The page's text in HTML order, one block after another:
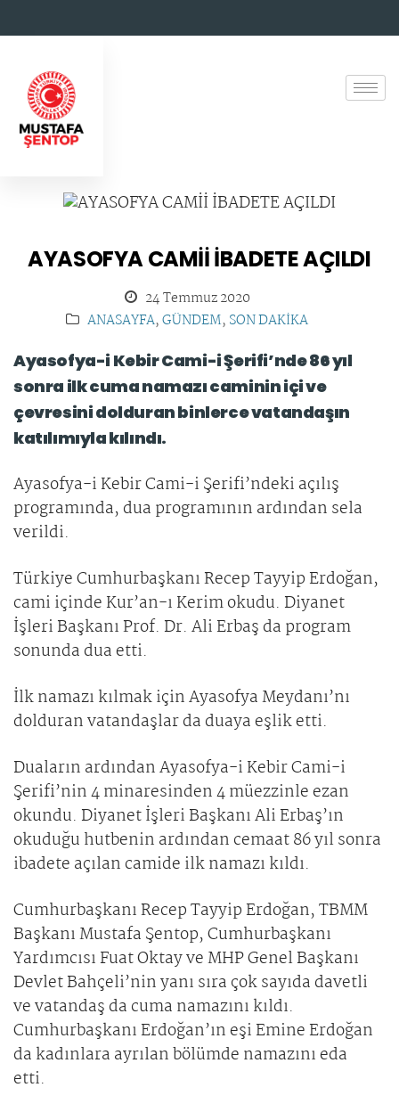
AYASOFYA CAMİİ İBADETE AÇILDI
24 Temmuz 2020
ANASAYFA,GÜNDEM, SON DAKİKA
Ayasofya-i Kebir Cami-i Şerifi’nde 86 yıl
sonra ilk cuma namazı caminin içi ve
çevresini dolduran binlerce vatandaşın
katılımıyla kılındı.
Ayasofya-i Kebir Cami-i Şerifi’ndeki açılış
programında, dua programının ardından sela
verildi.
Türkiye Cumhurbaşkanı Recep Tayyip Erdoğan,
cami içinde Kur’an-ı Kerim okudu. Diyanet
İşleri Başkanı Prof. Dr. Ali Erbaş da program
sonunda dua etti.
İlk namazı kılmak için Ayasofya Meydanı’nı
dolduran vatandaşlar da duaya eşlik etti.
Duaların ardından Ayasofya-i Kebir Cami-i
Şerifi’nin 4 minaresinden 4 müezzinle ezan
okundu. Diyanet İşleri Başkanı Ali Erbaş’ın
okuduğu hutbenin ardından cemaat 86 yıl sonra
ibadete açılan camide ilk namazı kıldı.
Cumhurbaşkanı Recep Tayyip Erdoğan, TBMM
Başkanı Mustafa Şentop, Cumhurbaşkanı
Yardımcısı Fuat Oktay ve MHP Genel Başkanı
Devlet Bahçeli’nin yanı sıra çok sayıda davetli
ve vatandaş da cuma namazını kıldı.
Cumhurbaşkanı Erdoğan’ın eşi Emine Erdoğan
da kadınlara ayrılan bölümde namazını eda
etti.